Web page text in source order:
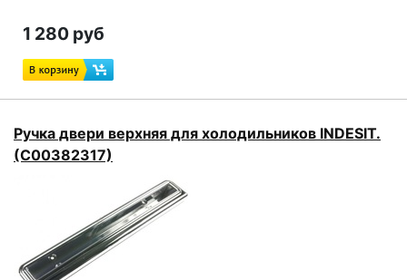
1 280 руб
Ручка двери верхняя для холодильников INDESIT.
(C00382317)